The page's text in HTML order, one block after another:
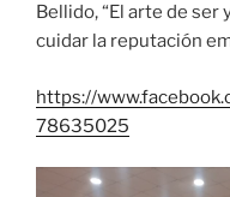
Bellido, “El arte de
cuidar la reputación
https://
78635025